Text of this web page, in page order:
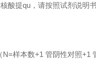
酸提qu，请按照试剂说明书
样本数+1 管阴性对照+1